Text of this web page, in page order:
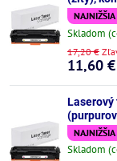
Skladom
11,60 €
17,20 €
Laserový
Skladom